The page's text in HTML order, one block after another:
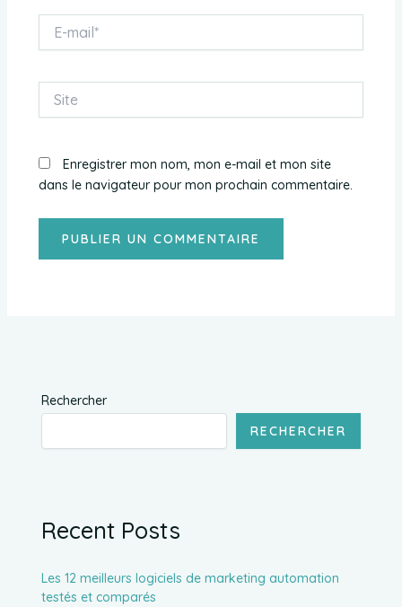
mail*
Enregistrer mon nom, mon e-mail et mon site
dans le navigateur pour mon prochain commentaire.
Rechercher
RECHERCHER
Recent Posts
Les 12 meilleurs logiciels de marketing automation
testés et comparés